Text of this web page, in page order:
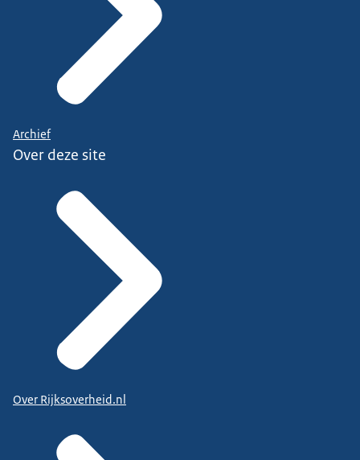
Archief
Over deze site
Over Rijksoverheid.nl